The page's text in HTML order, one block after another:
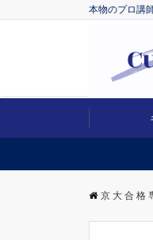
本物のプロ講
京 大 合 格